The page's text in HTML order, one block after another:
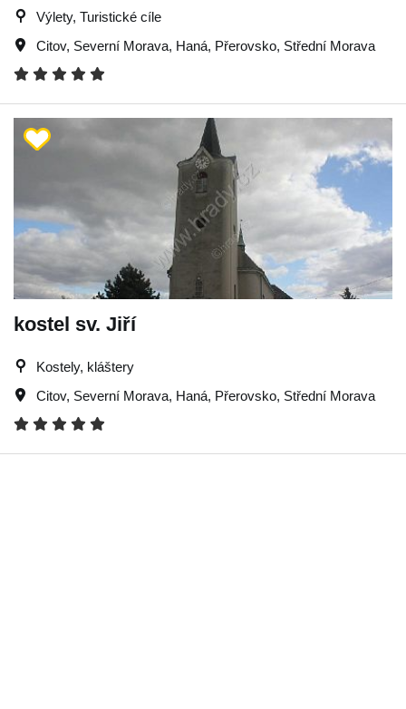
Výlety, Turistické cíle
Citov, Severní Morava, Haná, Přerovsko, Střední Morava
kostel sv. Jiří
Kostely, kláštery
Citov, Severní Morava, Haná, Přerovsko, Střední Morava